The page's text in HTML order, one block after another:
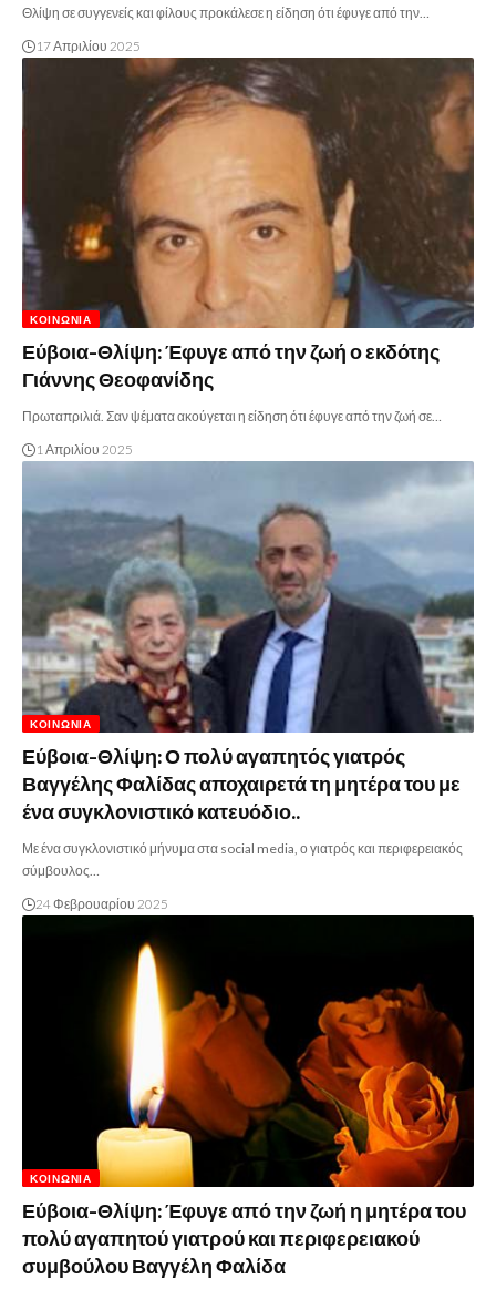
Θλίψη σε συγγενείς και φίλους προκάλεσε η είδηση ότι έφυγε από την…
17 Απριλίου 2025
ΚΟΙΝΩΝΊΑ
Εύβοια-Θλίψη: Έφυγε από την ζωή ο εκδότης
Γιάννης Θεοφανίδης
Πρωταπριλιά. Σαν ψέματα ακούγεται η είδηση ότι έφυγε από την ζωή σε…
1 Απριλίου 2025
ΚΟΙΝΩΝΊΑ
Εύβοια-Θλίψη: Ο πολύ αγαπητός γιατρός
Βαγγέλης Φαλίδας αποχαιρετά τη μητέρα του με
ένα συγκλονιστικό κατευόδιο..
Με ένα συγκλονιστικό μήνυμα στα social media, ο γιατρός και περιφερειακός
σύμβουλος…
24 Φεβρουαρίου 2025
ΚΟΙΝΩΝΊΑ
Εύβοια-Θλίψη: Έφυγε από την ζωή η μητέρα του
πολύ αγαπητού γιατρού και περιφερειακού
συμβούλου Βαγγέλη Φαλίδα